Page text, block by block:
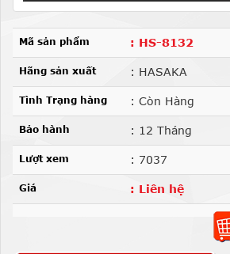
Mã sản phẩm : HS-8132
Hãng sản xuất : HASAKA
Tình Trạng hàng : Còn Hàng
Bảo hành : 12 Tháng
Lượt xem : 7037
Giá : Liên hệ